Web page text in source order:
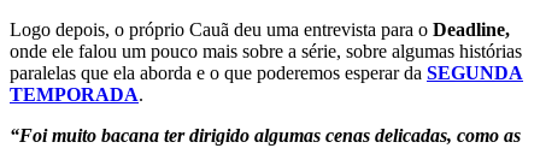
Logo depois, o próprio Cauã deu uma entrevista para o Deadline,
onde ele falou um pouco mais sobre a série, sobre algumas histórias
paralelas que ela aborda e o que poderemos esperar da SEGUNDA
TEMPORADA.
“Foi muito bacana ter dirigido algumas cenas delicadas, como as